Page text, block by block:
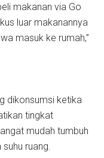
makanan via Go
luar makanannya
masuk ke rumah,”
dikonsumsi ketika
tingkat
mudah tumbuh
ruang.